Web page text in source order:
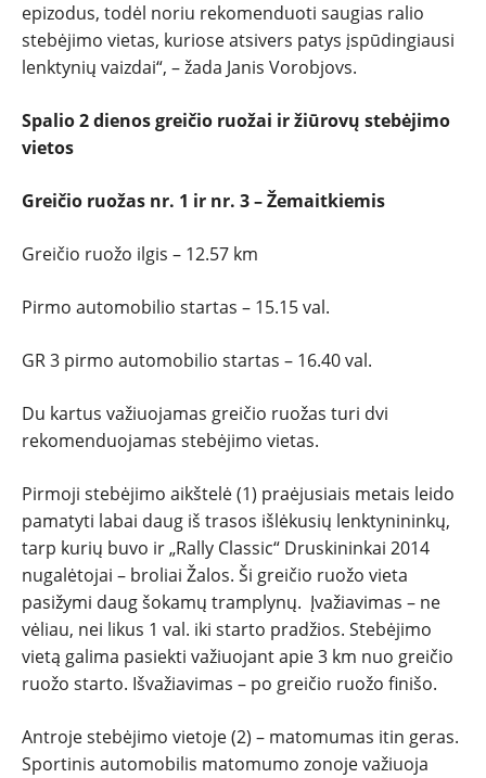
epizodus, todėl noriu rekomenduoti saugias ralio
stebėjimo vietas, kuriose atsivers patys įspūdingiausi
lenktynių vaizdai“, – žada Janis Vorobjovs.
Spalio 2 dienos greičio ruožai ir žiūrovų stebėjimo
vietos
Greičio ruožas nr. 1 ir nr. 3 – Žemaitkiemis
Greičio ruožo ilgis – 12.57 km
Pirmo automobilio startas – 15.15 val.
GR 3 pirmo automobilio startas – 16.40 val.
Du kartus važiuojamas greičio ruožas turi dvi
rekomenduojamas stebėjimo vietas.
Pirmoji stebėjimo aikštelė (1) praėjusiais metais leido
pamatyti labai daug iš trasos išlėkusių lenktynininkų,
tarp kurių buvo ir „Rally Classic“ Druskininkai 2014
nugalėtojai – broliai Žalos. Ši greičio ruožo vieta
pasižymi daug šokamų tramplynų. Įvažiavimas – ne
vėliau, nei likus 1 val. iki starto pradžios. Stebėjimo
vietą galima pasiekti važiuojant apie 3 km nuo greičio
ruožo starto. Išvažiavimas – po greičio ruožo finišo.
Antroje stebėjimo vietoje (2) – matomumas itin geras.
Sportinis automobilis matomumo zonoje važiuoja